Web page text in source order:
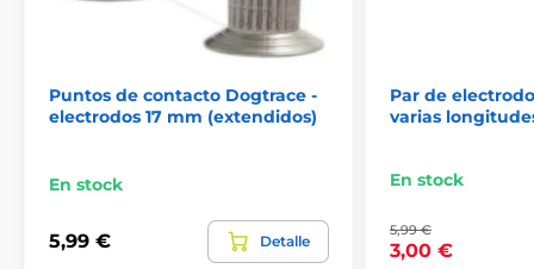
Puntos de contacto Dogtrace -
electrodos 17 mm (extendidos)
En stock
5,99 € Detalle
Par de
varias
En stock
5,99 €
3,00 €